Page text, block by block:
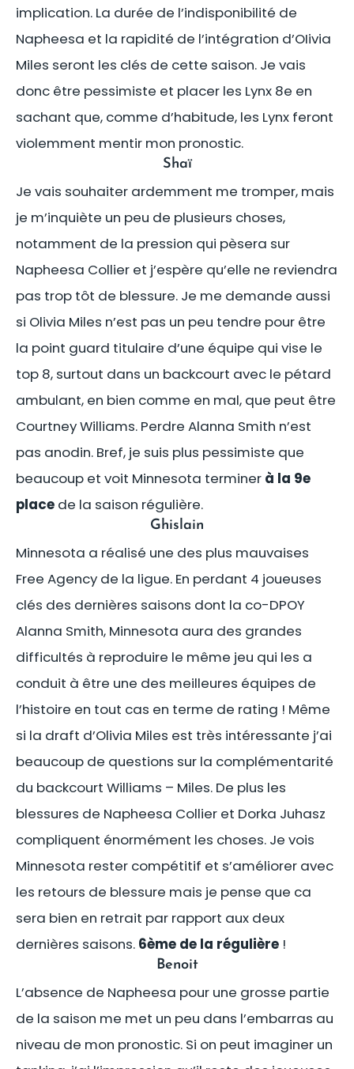
implication. La durée de l’indisponibilité de
Napheesa et la rapidité de l’intégration d’OIivia
Miles seront les clés de cette saison. Je vais
donc être pessimiste et placer les Lynx 8e en
sachant que, comme d’habitude, les Lynx feront
violemment mentir mon pronostic.
Shaï
Je vais souhaiter ardemment me tromper, mais
je m’inquiète un peu de plusieurs choses,
notamment de la pression qui pèsera sur
Napheesa Collier et j’espère qu’elle ne reviendra
pas trop tôt de blessure. Je me demande aussi
si Olivia Miles n’est pas un peu tendre pour être
la point guard titulaire d’une équipe qui vise le
top 8, surtout dans un backcourt avec le pétard
ambulant, en bien comme en mal, que peut être
Courtney Williams. Perdre Alanna Smith n’est
pas anodin. Bref, je suis plus pessimiste que
beaucoup et voit Minnesota terminer à la 9e
place de la saison régulière.
Ghislain
Minnesota a réalisé une des plus mauvaises
Free Agency de la ligue. En perdant 4 joueuses
clés des dernières saisons dont la co-DPOY
Alanna Smith, Minnesota aura des grandes
difficultés à reproduire le même jeu qui les a
conduit à être une des meilleures équipes de
l’histoire en tout cas en terme de rating ! Même
si la draft d’Olivia Miles est très intéressante j’ai
beaucoup de questions sur la complémentarité
du backcourt Williams – Miles. De plus les
blessures de Napheesa Collier et Dorka Juhasz
compliquent énormément les choses. Je vois
Minnesota rester compétitif et s’améliorer avec
les retours de blessure mais je pense que ca
sera bien en retrait par rapport aux deux
dernières saisons. 6ème de la régulière !
Benoit
L’absence de Napheesa pour une grosse partie
de la saison me met un peu dans l’embarras au
niveau de mon pronostic. Si on peut imaginer un